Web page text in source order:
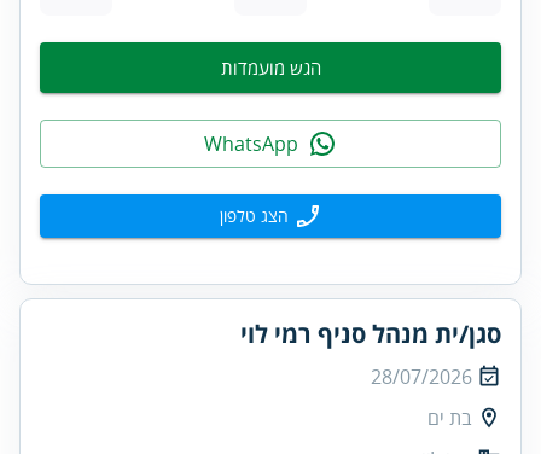
הגש מועמדות
הצג טלפון
סגן/ית מנהל סניף רמי לוי
28/07/2026
בת ים